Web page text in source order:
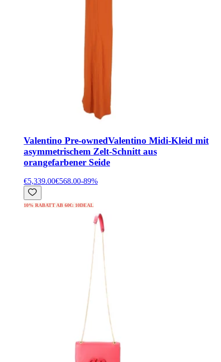
Valentino Pre-ownedValentino Midi-Kleid mit
asymmetrischem Zelt-Schnitt aus
orangefarbener Seide
€5,339.00€568.00-89%
10% RABATT AB 60€: 10DEAL